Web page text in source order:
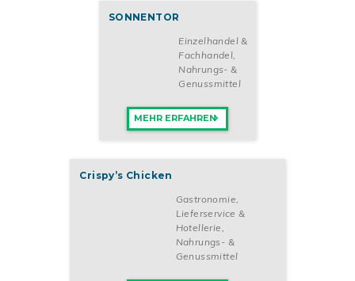
SONNENTOR
Einzelhandel &
Fachhandel
Nahrungs- &
Genussmittel
MEHR ERFAHREN
Crispy’s Chicken
Gastronomie,
Lieferservice &
Hotellerie
Nahrungs- &
Genussmittel